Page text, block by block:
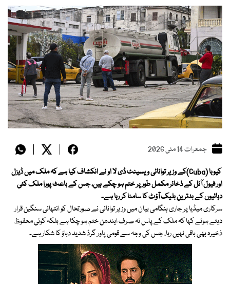
جمعرات 14 مئی 2026
کیوبا (Cuba)کے وزیر توانائی ویسینٹ ڈی لا او نے انکشاف کیا ہے کہ ملک میں ڈیزل
اور فیول آئل کے ذخائر مکمل طور پر ختم ہو چکے ہیں، جس کے باعث پورا ملک کئی
دہائیوں کے بدترین بلیک آؤٹ کا سامنا کر رہا ہے۔
سرکاری میڈیا پر جاری ہنگامی بیان میں وزیر توانائی نے صورتحال کو انتہائی سنگین قرار
دیتے ہوئے کہا کہ ملک کے پاس نہ صرف ایندھن ختم ہو چکا ہے بلکہ کوئی محفوظ
ذخیرہ بھی باقی نہیں رہا، جس کی وجہ سے قومی پاور گرڈ شدید دباؤ کا شکار ہے۔